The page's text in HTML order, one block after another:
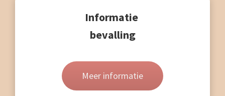
Informatie
bevalling
Meer informatie